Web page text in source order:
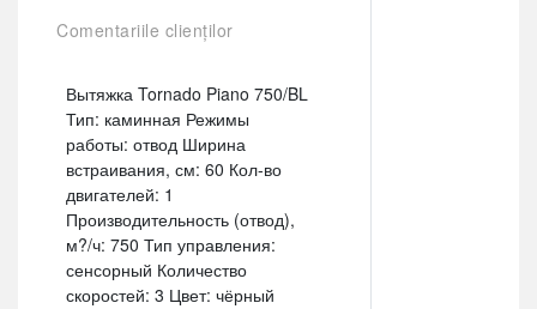
Comentariile clienților
Вытяжка Tornado Piano 750/BL
Тип: каминная Режимы
работы: отвод Ширина
встраивания, см: 60 Кол-во
двигателей: 1
Производительность (отвод),
м?/ч: 750 Тип управления:
сенсорный Количество
скоростей: 3 Цвет: чёрный